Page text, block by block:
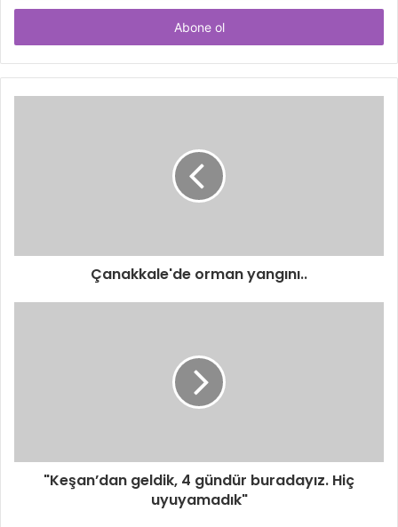
adresinizi
Çanakkale'de orman yangını..
"Keşan’dan geldik, 4 gündür buradayız. Hiç
uyuyamadık"